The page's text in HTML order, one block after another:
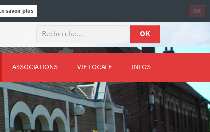
OK
savoir plus
OK
ASSOCIATIONS VIE LOCALE INFOS